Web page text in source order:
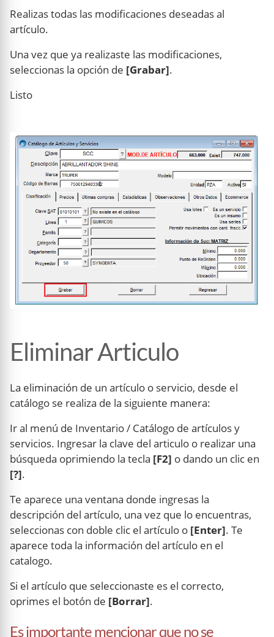
Realizas todas las modificaciones deseadas al
artículo.
Una vez que ya realizaste las modificaciones,
seleccionas la opción de [Grabar].
Listo
Eliminar Articulo
La eliminación de un artículo o servicio, desde el
catálogo se realiza de la siguiente manera:
Ir al menú de Inventario / Catálogo de artículos y
servicios. Ingresar la clave del articulo o realizar una
búsqueda oprimiendo la tecla [F2] o dando un clic en
[?].
Te aparece una ventana donde ingresas la
descripción del artículo, una vez que lo encuentras,
seleccionas con doble clic el artículo o [Enter]. Te
aparece toda la información del artículo en el
catalogo.
Si el artículo que seleccionaste es el correcto,
oprimes el botón de [Borrar].
Es importante mencionar que no se